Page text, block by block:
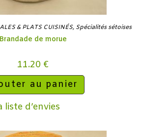
& PLATS CUISINÉS, Spécialités sétoises
Brandade de morue
11.20 €
au panier
d’envies